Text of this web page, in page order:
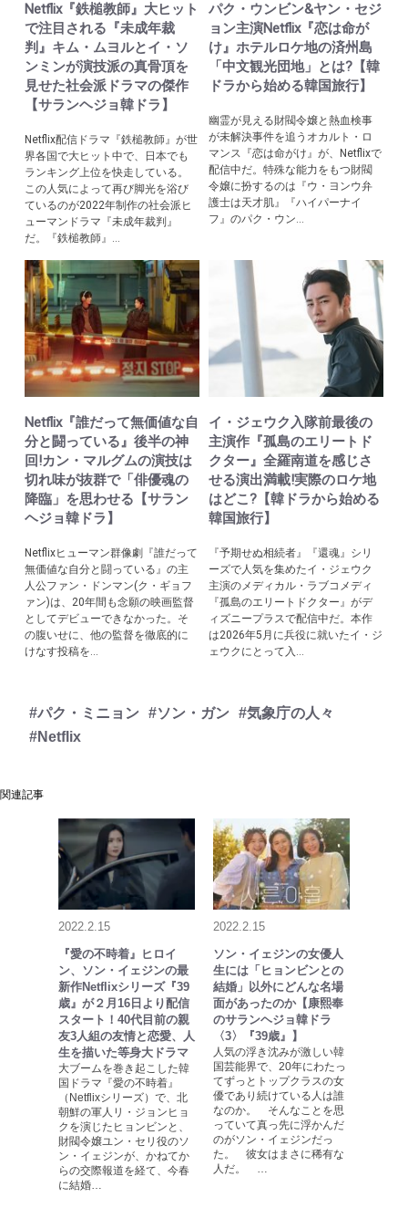
Netflix『鉄槌教師』大ヒット
で注目される『未成年裁
判』キム・ムヨルとイ・ソ
ンミンが演技派の真骨頂を
見せた社会派ドラマの傑作
【サランヘジョ韓ドラ】
Netflix配信ドラマ『鉄槌教師』が世
界各国で大ヒット中で、日本でも
ランキング上位を快走している。
この人気によって再び脚光を浴び
ているのが2022年制作の社会派ヒ
ューマンドラマ『未成年裁判』
だ。『鉄槌教師』...
パク・ウンビン&ヤン・セジ
ョン主演Netflix『恋は命が
け』ホテルロケ地の済州島
「中文観光団地」とは?【韓
ドラから始める韓国旅行】
幽霊が見える財閥令嬢と熱血検事
が未解決事件を追うオカルト・ロ
マンス『恋は命がけ』が、Netflixで
配信中だ。特殊な能力をもつ財閥
令嬢に扮するのは『ウ・ヨンウ弁
護士は天才肌』『ハイパーナイ
フ』のパク・ウン...
Netflix『誰だって無価値な自
分と闘っている』後半の神
回!カン・マルグムの演技は
切れ味が抜群で「俳優魂の
降臨」を思わせる【サラン
ヘジョ韓ドラ】
Netflixヒューマン群像劇『誰だって
無価値な自分と闘っている』の主
人公ファン・ドンマン(ク・ギョフ
ァン)は、20年間も念願の映画監督
としてデビューできなかった。そ
の腹いせに、他の監督を徹底的に
けなす投稿を...
イ・ジェウク入隊前最後の
主演作『孤島のエリートド
クター』全羅南道を感じさ
せる演出満載!実際のロケ地
はどこ?【韓ドラから始める
韓国旅行】
『予期せぬ相続者』『還魂』シリ
ーズで人気を集めたイ・ジェウク
主演のメディカル・ラブコメディ
『孤島のエリートドクター』がデ
ィズニープラスで配信中だ。本作
は2026年5月に兵役に就いたイ・ジ
ェウクにとって入...
#パク・ミニョン #ソン・ガン #気象庁の人々
#Netflix
関連記事
2022.2.15
『愛の不時着』ヒロイ
ン、ソン・イェジンの最
新作Netflixシリーズ『39
歳』が２月16日より配信
スタート！40代目前の親
友3人組の友情と恋愛、人
生を描いた等身大ドラマ
大ブームを巻き起こした韓
国ドラマ『愛の不時着』
（Netflixシリーズ）で、北
朝鮮の軍人リ・ジョンヒョ
クを演じたヒョンビンと、
財閥令嬢ユン・セリ役のソ
ン・イェジンが、かねてか
らの交際報道を経て、今春
に結婚…
2022.2.15
ソン・イェジンの女優人
生には「ヒョンビンとの
結婚」以外にどんな名場
面があったのか【康熙奉
のサランヘジョ韓ドラ
〈3〉『39歳』】
人気の浮き沈みが激しい韓
国芸能界で、20年にわたっ
てずっとトップクラスの女
優であり続けている人は誰
なのか。 そんなことを思
っていて真っ先に浮かんだ
のがソン・イェジンだっ
た。 彼女はまさに稀有な
人だ。 …